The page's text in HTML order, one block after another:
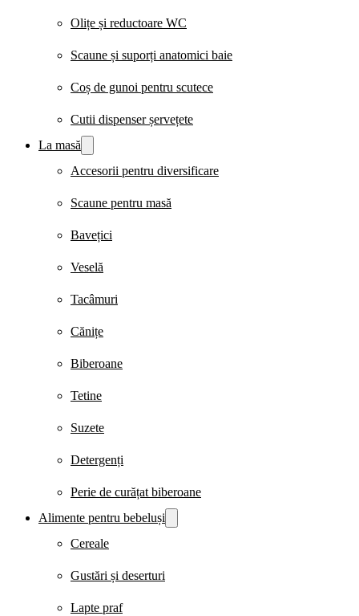
Olițe și reductoare WC
Scaune și suporți anatomici baie
Coș de gunoi pentru scutece
Cutii dispenser șervețete
La masă
Accesorii pentru diversificare
Scaune pentru masă
Bavețici
Veselă
Tacâmuri
Cănițe
Biberoane
Tetine
Suzete
Detergenți
Perie de curățat biberoane
Alimente pentru bebeluși
Cereale
Gustări și deserturi
Lapte praf